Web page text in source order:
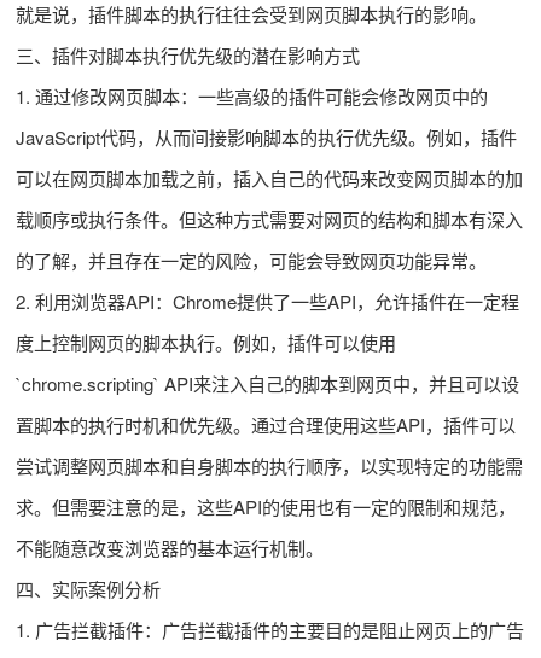
就是说，插件脚本的执行往往会受到网页脚本执行的影响。
三、插件对脚本执行优先级的潜在影响方式
1. 通过修改网页脚本：一些高级的插件可能会修改网页中的
JavaScript代码，从而间接影响脚本的执行优先级。例如，插件
可以在网页脚本加载之前，插入自己的代码来改变网页脚本的加
载顺序或执行条件。但这种方式需要对网页的结构和脚本有深入
的了解，并且存在一定的风险，可能会导致网页功能异常。
2. 利用浏览器API：Chrome提供了一些API，允许插件在一定程
度上控制网页的脚本执行。例如，插件可以使用
`chrome.scripting` API来注入自己的脚本到网页中，并且可以设
置脚本的执行时机和优先级。通过合理使用这些API，插件可以
尝试调整网页脚本和自身脚本的执行顺序，以实现特定的功能需
求。但需要注意的是，这些API的使用也有一定的限制和规范，
不能随意改变浏览器的基本运行机制。
四、实际案例分析
1. 广告拦截插件：广告拦截插件的主要目的是阻止网页上的广告